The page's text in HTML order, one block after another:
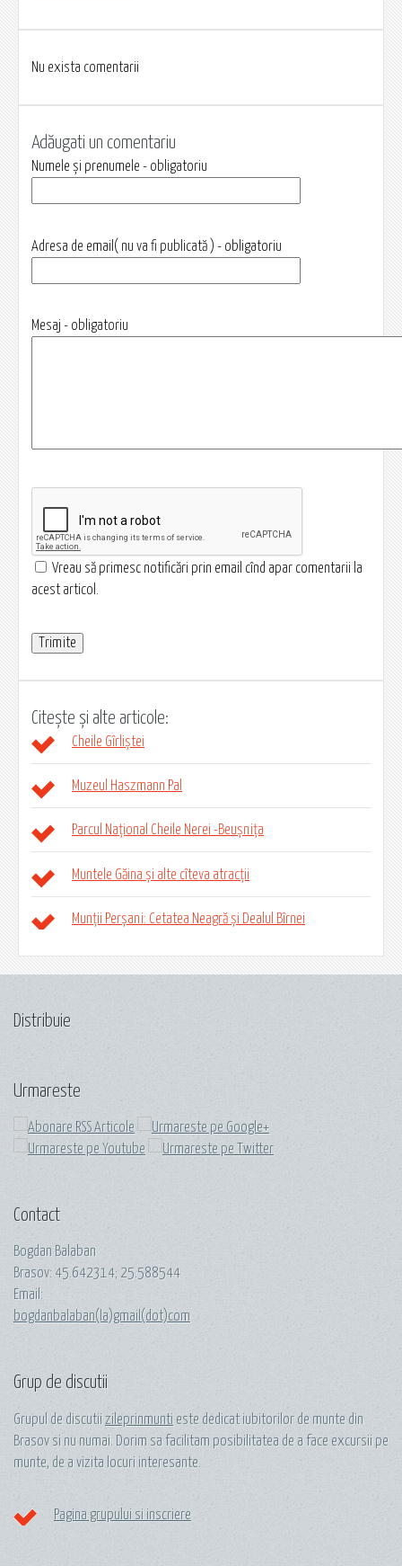
Nu exista comentarii
Adăugati un comentariu
Numele și prenumele - obligatoriu
Adresa de email( nu va fi publicată ) - obligatoriu
Mesaj - obligatoriu
Vreau să primesc notificări prin email cînd apar comentarii la
acest articol.
Citește și alte articole:
Cheile Gîrliștei
Muzeul Haszmann Pal
Parcul Național Cheile Nerei -Beușnița
Muntele Găina și alte cîteva atracții
Munții Perșani: Cetatea Neagră și Dealul Bîrnei
Distribuie
Urmareste
Contact
Bogdan Balaban
Brasov: 45.642314; 25.588544
Email:
bogdanbalaban(la)gmail(dot)com
Grup de discutii
Grupul de discutii zileprinmunti este dedicat iubitorilor de munte din
Brasov si nu numai. Dorim sa facilitam posibilitatea de a face excursii pe
munte, de a vizita locuri interesante.
Pagina grupului si inscriere